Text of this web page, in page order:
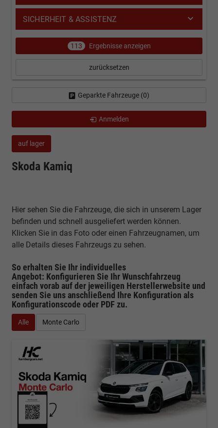
auf lager
Skoda Kamiq
Hier sehen Sie die Fahrzeuge, die sich in unserem Lager
befinden und schnell ausgeliefert werden können.
Klicken Sie in das Foto oder einen Fahrzeugnamen, um
alle Details dieses Fahrzeugs zu sehen.
So erhalten Sie Ihr individuelles
Angebot: Konfigurieren Sie Ihr Wunschfahrzeug
einfach vorab auf der jeweiligen Herstellerwebsite und
senden Sie uns anschließend Ihre Konfiguration als
Konfigurationscode oder PDF zu.
Alle Monte Carlo
SICHERHEIT & ASSISTENZ
113 Ergebnisse anzeigen
zurücksetzen
Geparkte Fahrzeuge (0)
Anmelden